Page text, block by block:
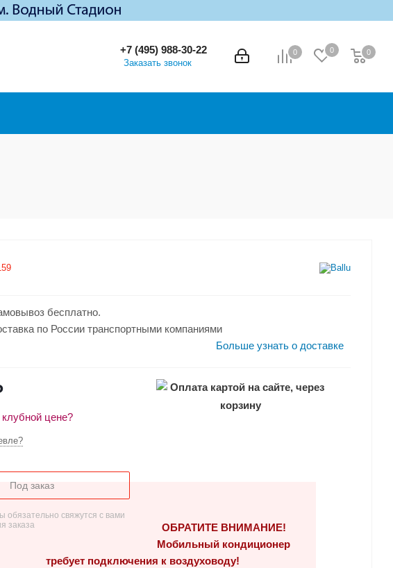
0 0 0
0
+7 (495) 988-30-22
Заказать звонок
бесплатно.
по России транспортными компаниями
Больше узнать о доставке
клубной цене?
Под заказ
свяжутся с вами
заказа
Оплата картой на сайте, через
корзину
ОБРАТИТЕ ВНИМАНИЕ!
Мобильный кондиционер
требует подключения к воздуховоду!